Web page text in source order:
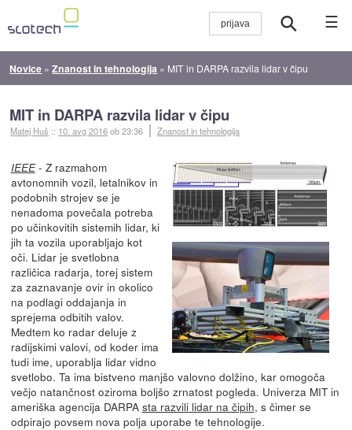
☰
Novice »Znanost in tehnologija » MIT in DARPA razvila lidar v čipu
MIT in DARPA razvila lidar v čipu
Matej Huš :: 10. avg 2016ob 23:36 Znanost in tehnologija
IEEE- Z razmahom
avtonomnih vozil, letalnikov in
podobnih strojev se je
nenadoma povečala potreba
po učinkovitih sistemih lidar, ki
jih ta vozila uporabljajo kot
oči. Lidar je svetlobna
različica radarja, torej sistem
za zaznavanje ovir in okolico
na podlagi oddajanja in
sprejema odbitih valov.
Medtem ko radar deluje z
radijskimi valovi, od koder ima
tudi ime, uporablja lidar vidno
svetlobo. Ta ima bistveno manjšo valovno dolžino, kar omogoča
večjo natančnost oziroma boljšo zrnatost pogleda. Univerza MIT in
ameriška agencija DARPA sta razvili lidar na čipih, s čimer se
odpirajo povsem nova polja uporabe te tehnologije.